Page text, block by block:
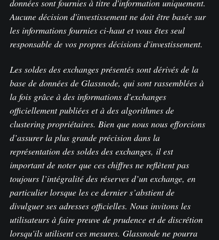
données sont fournies à titre d'information uniquement.
Aucune décision d'investissement ne doit être basée sur
les informations fournies ci-haut et vous êtes seul
responsable de vos propres décisions d'investissement.
Les soldes des exchanges présentés sont dérivés de la
base de données de Glassnode, qui sont rassemblées à
la fois grâce à des informations d'exchanges
officiellement publiées et à des algorithmes de
clustering propriétaires. Bien que nous nous efforcions
d’assurer la plus grande précision dans la
représentation des soldes des exchanges, il est
important de noter que ces chiffres ne reflètent pas
toujours l’intégralité des réserves d’un exchange, en
particulier lorsque les ce dernier s’abstient de
divulguer ses adresses officielles. Nous invitons les
utilisateurs à faire preuve de prudence et de discrétion
lorsqu'ils utilisent ces mesures. Glassnode ne pourra